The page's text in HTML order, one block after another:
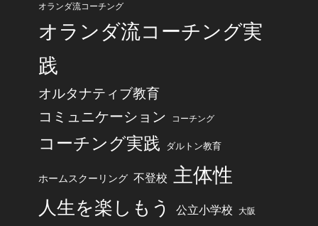
オランダ流コーチング
オランダ流コーチング実
践
オルタナティブ教育
コミュニケーション コーチング
コーチング実践 ダルトン教育
ホームスクーリング 不登校 主体性
人生を楽しもう 公立小学校 大阪